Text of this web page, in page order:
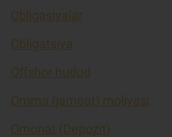
Obligasiyalar
Obligatsiya
Offshor hudud
Omma (jamoat) moliyasi
Omonat (Depozit)